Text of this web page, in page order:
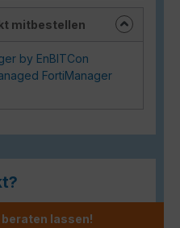
mitbestellen
by EnBITCon
FortiManager
lassen!